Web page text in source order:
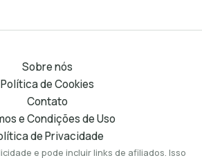
Sobre nós
Política de Cookies
Contato
e Condições de Uso
de Privacidade
e pode incluir links de afiliados. Isso